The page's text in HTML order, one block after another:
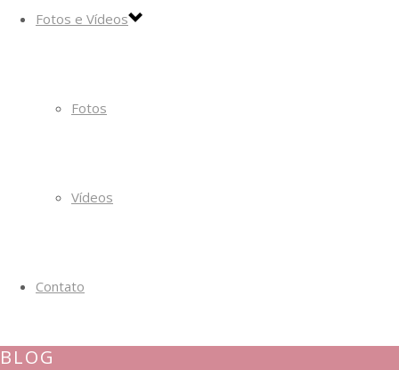
Fotos e Vídeos
Fotos
Vídeos
Contato
BLOG